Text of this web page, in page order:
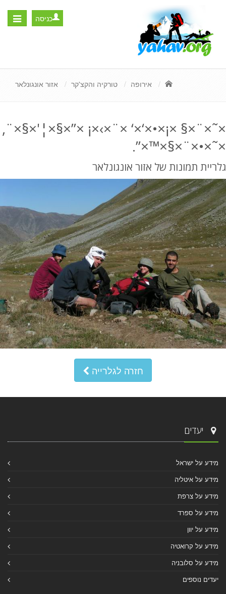
Toggle
כניסה
אירופה טורקיה והקצ'קר אזור אונגונלאר
×˜×¨×§ ×¡×•×‘×‘ ×¨×›×¡ ×”×§×¦'×§×¨,
×˜×•×¨×§×™×”.
גלריית תמונות של אזור אונגונלאר
חזרה לגלרייה
יעדים
מידע על ישראל
מידע על איטליה
מידע על צרפת
מידע על ספרד
מידע על יוון
מידע על קרואטיה
מידע על סלובניה
יעדים נוספים